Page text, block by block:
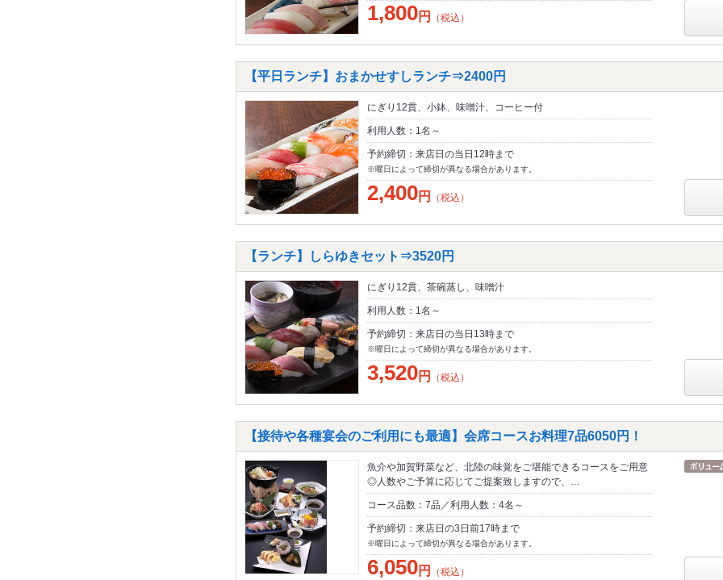
1,800円 （税込）
【平日ランチ】おまかせすしランチ⇒2400円
にぎり12貫、小鉢、味噌汁、コーヒー付
利用人数：1名～
予約締切：来店日の当日12時まで
※曜日によって締切が異なる場合があります。
2,400円 （税込）
【ランチ】しらゆきセット⇒3520円
にぎり12貫、茶碗蒸し、味噌汁
利用人数：1名～
予約締切：来店日の当日13時まで
※曜日によって締切が異なる場合があります。
3,520円 （税込）
【接待や各種宴会のご利用にも最適】会席コースお料理7品6050円！
魚介や加賀野菜など、北陸の味覚をご堪能できるコースをご用意
◎人数やご予算に応じてご提案致しますので、…
コース品数：7品／利用人数：4名～
予約締切：来店日の3日前17時まで
※曜日によって締切が異なる場合があります。
6,050円 （税込）